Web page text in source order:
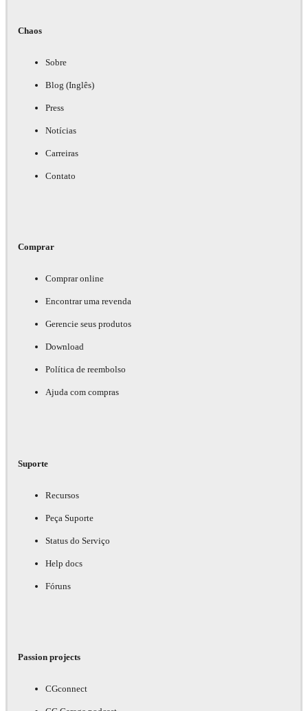
Chaos
Sobre
Blog (Inglês)
Press
Notícias
Carreiras
Contato
Comprar
Comprar online
Encontrar uma revenda
Gerencie seus produtos
Download
Política de reembolso
Ajuda com compras
Suporte
Recursos
Peça Suporte
Status do Serviço
Help docs
Fóruns
Passion projects
CGconnect